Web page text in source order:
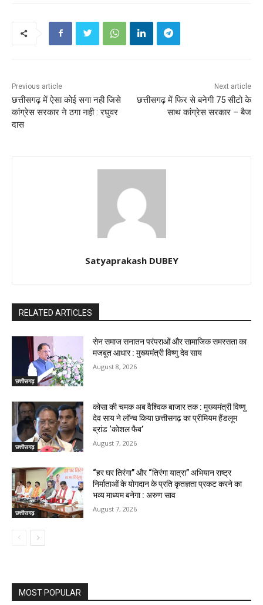
Previous article
छत्तीसगढ़ में ऐसा कोई सगा नही जिसे
कांग्रेस सरकार ने ठगा नही : रघुवर
दास
Next article
छत्तीसगढ़ में फिर से बनेगी 75 सीटो के
साथ कांग्रेस सरकार – बैज
Satyaprakash DUBEY
RELATED ARTICLES
छत्तीसगढ़
सेन समाज सनातन परंपराओं और सामाजिक समरसता का
मजबूत आधार : मुख्यमंत्री विष्णु देव साय
August 8, 2026
छत्तीसगढ़
कोसा की चमक अब वैश्विक बाजार तक : मुख्यमंत्री विष्णु
देव साय ने लॉन्च किया छत्तीसगढ़ का प्रीमियम हैंडलूम
ब्रांड ‘कोशल फैब’
August 7, 2026
छत्तीसगढ़
“हर घर तिरंगा” और “तिरंगा यात्रा” अभियान राष्ट्र
निर्माताओं के योगदान के प्रति कृतज्ञता प्रकट करने का
भव्य माध्यम बनेगा : अरुण साव
August 7, 2026
MOST POPULAR